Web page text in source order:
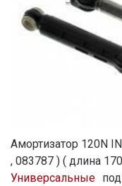
Амортизатор 120N
, 083787 ) ( длина
Универсальные